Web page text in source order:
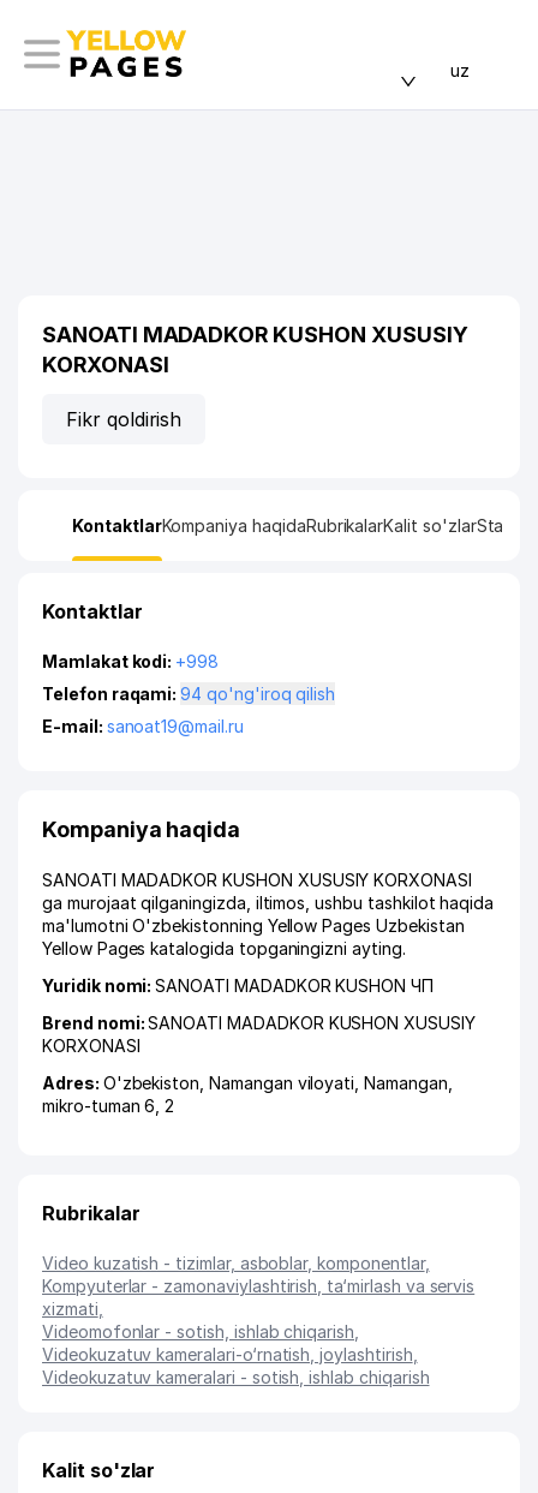
uz
SANOATI MADADKOR KUSHON XUSUSIY
KORXONASI
Fikr qoldirish
KontaktlarKompaniya haqidaRubrikalarKalit so'zlar
Kontaktlar
Mamlakat kodi: +998
Telefon raqami:
94 qo'ng'iroq qilish
E-mail: sanoat19@mail.ru
Kompaniya haqida
SANOATI MADADKOR KUSHON XUSUSIY KORXONASI
ga murojaat qilganingizda, iltimos, ushbu tashkilot haqida
ma'lumotni O'zbekistonning Yellow Pages Uzbekistan
Yellow Pages katalogida topganingizni ayting.
Yuridik nomi:SANOATI MADADKOR KUSHON ЧП
Brend nomi:SANOATI MADADKOR KUSHON XUSUSIY
KORXONASI
Adres: O'zbekiston,Namangan viloyati ,Namangan
mikro-tuman 6 , 2
Rubrikalar
Video kuzatish - tizimlar, asboblar, komponentlar,
Kompyuterlar - zamonaviylashtirish, ta‘mirlash va servis
xizmati
Videomofonlar - sotish, ishlab chiqarish
Videokuzatuv kameralari-o‘rnatish, joylashtirish
Videokuzatuv kameralari - sotish, ishlab chiqarish
Kalit so'zlar